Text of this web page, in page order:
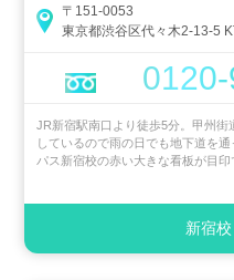
〒151-0053
東京都渋谷区代々木2-13-5
JR新宿駅南口より徒歩5分。甲州
しているので雨の日でも地下道を
パス新宿校の赤い大きな看板が目印
新宿校